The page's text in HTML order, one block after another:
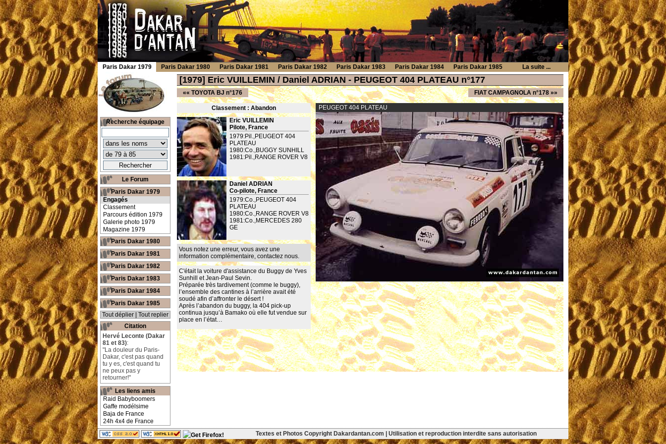
[1979] Eric VUILLEMIN / Daniel ADRIAN - PEUGEOT 404 PLATEAU n°177
«« TOYOTA BJ n°176 FIAT CAMPAGNOLA n°178 »»
Classement : Abandon
Eric VUILLEMIN
Pilote, France
1979:Pil.,PEUGEOT 404
PLATEAU
1980:Co.,BUGGY SUNHILL
1981:Pil.,RANGE ROVER V8
Daniel ADRIAN
Co-pilote, France
1979:Co.,PEUGEOT 404
PLATEAU
1980:Co.,RANGE ROVER V8
1981:Co.,MERCEDES 280
GE
Vous notez une erreur, vous avez une
information complémentaire, contactez nous.
C'était la voiture d'assistance du Buggy de Yves
Sunhill et Jean-Paul Sevin.
Préparée très tardivement (comme le buggy),
l’ensemble des cantines à l’arrière avait été
soudé afin d’affronter le désert !
Après l’abandon du buggy, la 404 pick-up
continua jusqu’à Bamako où elle fut vendue sur
place en l’état…
PEUGEOT 404 PLATEAU
Recherche équipage
Le Forum
Paris Dakar 1979
Engagés
Classement
Parcours édition 1979
Galerie photo 1979
Magazine 1979
Paris Dakar 1980
Paris Dakar 1981
Paris Dakar 1982
Paris Dakar 1983
Paris Dakar 1984
Paris Dakar 1985
Tout déplier
Tout replier
Citation
Hervé Leconte (Dakar
81 et 83):
"La douleur du Paris-
Dakar, c'est pas quand
tu y es, c'est quand tu
ne peux pas y
retourner!"
Les liens amis
Raid Babyboomers
Gaffe modélsime
Baja de France
24h 4x4 de France
Paris Dakar 1979 Paris Dakar 1980 Paris Dakar 1981 Paris Dakar 1982 Paris Dakar 1983 Paris Dakar 1984 Paris Dakar 1985 La suite ...
Textes et Photos Copyright Dakardantan.com | Utilisation et reproduction interdite sans autorisation